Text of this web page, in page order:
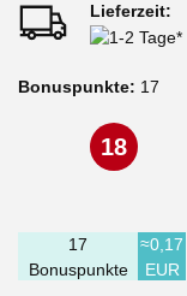
Lieferzeit:
Bonuspunkte: 17
18
17
Bonuspunkte
≈0,17
EUR